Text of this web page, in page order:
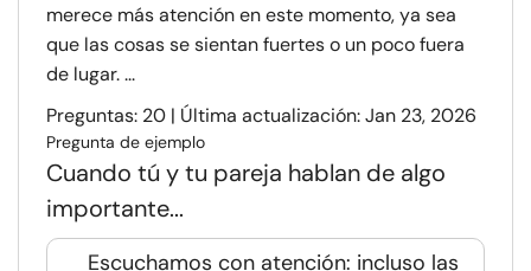
merece más atención en este momento, ya sea
que las cosas se sientan fuertes o un poco fuera
de lugar. ...
Preguntas: 20 | Última actualización: Jan 23, 2026
Pregunta de ejemplo
Cuando tú y tu pareja hablan de algo
importante...
Escuchamos con atención: incluso las